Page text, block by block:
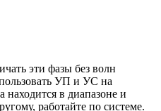
эти фазы без волн
УП и УС на
находится в диапазоне и
работайте по системе.